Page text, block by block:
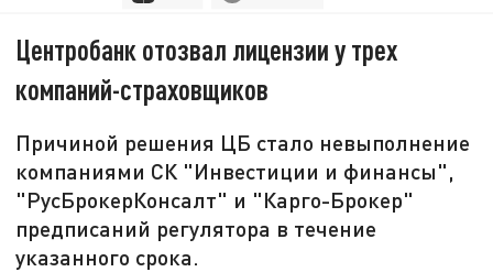
Центробанк отозвал лицензии у трех
компаний-страховщиков
Причиной решения ЦБ стало невыполнение
компаниями СК "Инвестиции и финансы",
"РусБрокерКонсалт" и "Карго-Брокер"
предписаний регулятора в течение
указанного срока.